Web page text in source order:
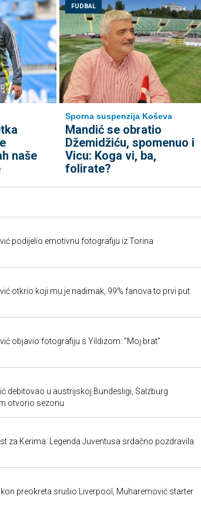
naše
FUDBAL
Sporna suspenzija Koševa
Mandić se obratio
Džemidžiću, spomenuo i
Vicu: Koga vi, ba,
folirate?
podijelio emotivnu fotografiju iz Torina
otkrio koji mu je nadimak, 99% fanova to prvi put
objavio fotografiju s Yildizom: "Moj brat"
debitovao u austrijskoj Bundesligi, Salzburg
otvorio sezonu
za Kerima: Legenda Juventusa srdačno pozdravila
preokreta srušio Liverpool, Muharemović starter